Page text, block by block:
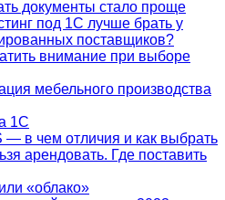
документы стало проще
под 1С лучше брать у
поставщиков?
внимание при выборе
мебельного производства
1С
— в чем отличия и как выбрать
арендовать. Где поставить
«облако»